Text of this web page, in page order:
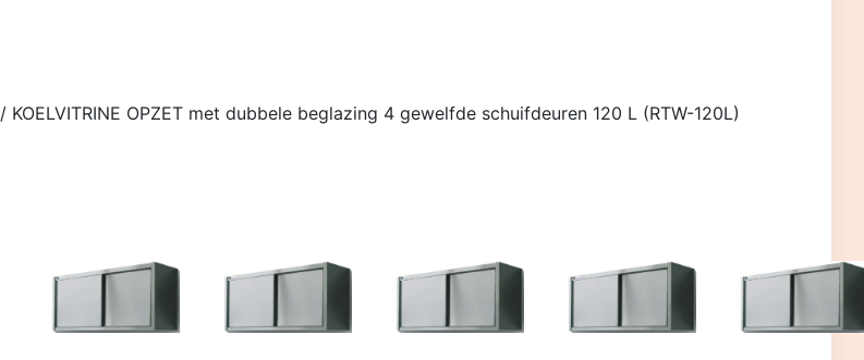
/ KOELVITRINE OPZET met dubbele beglazing 4 gewelfde schuifdeuren 120 L (RTW-120L)